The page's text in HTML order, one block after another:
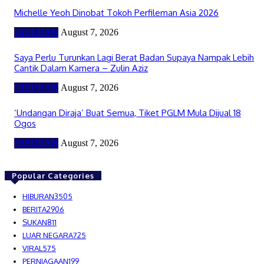
Michelle Yeoh Dinobat Tokoh Perfileman Asia 2026
HIBURAN August 7, 2026
Saya Perlu Turunkan Lagi Berat Badan Supaya Nampak Lebih
Cantik Dalam Kamera – Zulin Aziz
HIBURAN August 7, 2026
‘Undangan Diraja’ Buat Semua, Tiket PGLM Mula Dijual 18
Ogos
HIBURAN August 7, 2026
Popular Categories
HIBURAN3505
BERITA2906
SUKAN811
LUAR NEGARA725
VIRAL 575
PERNIAGAAN199